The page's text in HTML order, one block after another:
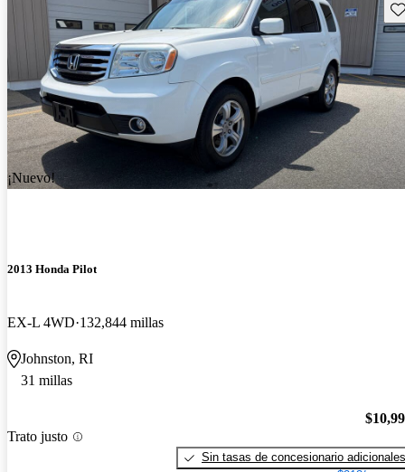
¡Nuevo!
2013 Honda Pilot
EX-L 4WD 132,844 millas
Johnston, RI
31 millas
Trato justo
Sin tasas de concesionario adicionales